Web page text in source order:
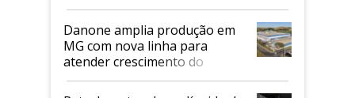
Danone amplia produção em
MG com nova linha para
atender crescimento do
mercado de alimentos
proteicos